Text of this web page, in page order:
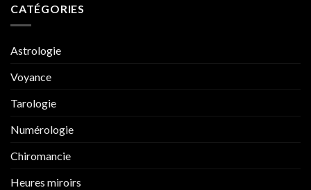
CATÉGORIES
Astrologie
Voyance
Tarologie
Numérologie
Chiromancie
Heures miroirs